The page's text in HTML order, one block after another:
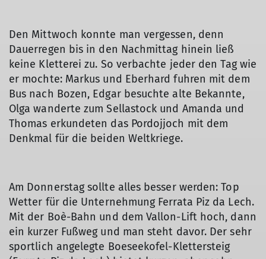
Den Mittwoch konnte man vergessen, denn
Dauerregen bis in den Nachmittag hinein ließ
keine Kletterei zu. So verbachte jeder den Tag wie
er mochte: Markus und Eberhard fuhren mit dem
Bus nach Bozen, Edgar besuchte alte Bekannte,
Olga wanderte zum Sellastock und Amanda und
Thomas erkundeten das Pordojjoch mit dem
Denkmal für die beiden Weltkriege.
Am Donnerstag sollte alles besser werden: Top
Wetter für die Unternehmung Ferrata Piz da Lech.
Mit der Boè-Bahn und dem Vallon-Lift hoch, dann
ein kurzer Fußweg und man steht davor. Der sehr
sportlich angelegte Boeseekofel-Klettersteig